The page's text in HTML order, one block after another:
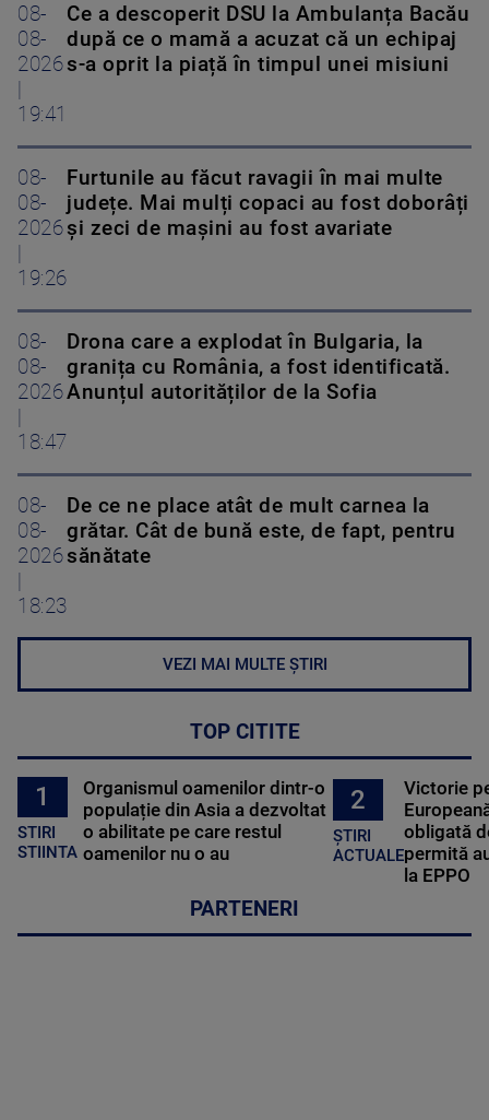
08-
08-
2026
19:41
Ce a descoperit DSU la Ambulanța Bacău
după ce o mamă a acuzat că un echipaj
s-a oprit la piață în timpul unei misiuni
08-
08-
2026
19:26
Furtunile au făcut ravagii în mai multe
județe. Mai mulți copaci au fost doborâți
și zeci de mașini au fost avariate
08-
08-
2026
18:47
Drona care a explodat în Bulgaria, la
granița cu România, a fost identificată.
Anunțul autorităților de la Sofia
08-
08-
2026
18:23
De ce ne place atât de mult carnea la
grătar. Cât de bună este, de fapt, pentru
sănătate
VEZI MAI MULTE ȘTIRI
TOP CITITE
1
STIRI
STIINTA
Organismul oamenilor dintr-o
populație din Asia a dezvoltat
o abilitate pe care restul
oamenilor nu o au
2
ȘTIRI
ACTUALE
Victorie
obligată
permită
la EPPO
PARTENERI